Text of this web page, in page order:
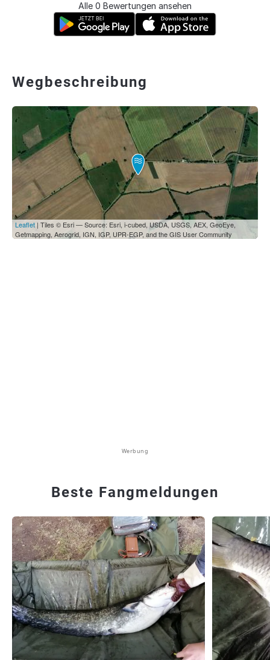
Alle 0 Bewertungen ansehen
Wegbeschreibung
Leaflet | Tiles © Esri — Source: Esri, i-cubed, USDA, USGS, AEX, GeoEye,
Getmapping, Aerogrid, IGN, IGP, UPR-EGP, and the GIS User Community
Werbung
Beste Fangmeldungen